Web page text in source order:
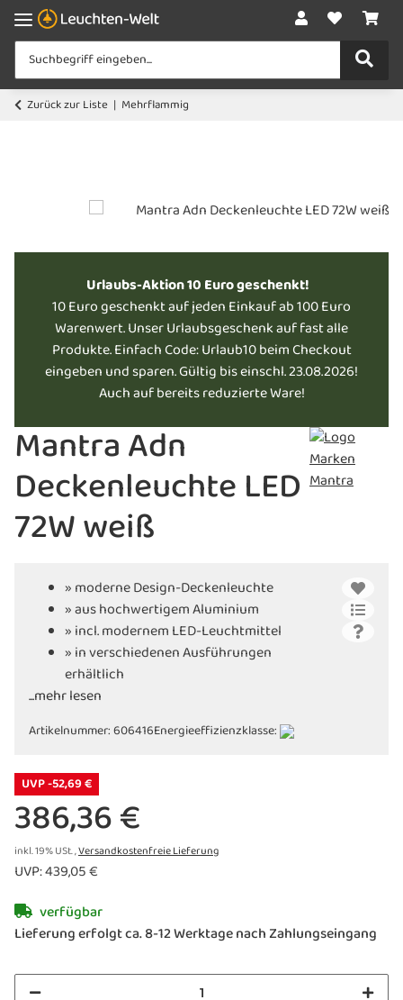
Zurück zur Liste Mehrflammig
Urlaubs-Aktion 10 Euro geschenkt!
10 Euro geschenkt auf jeden Einkauf ab 100 Euro
Warenwert. Unser Urlaubsgeschenk auf fast alle
Produkte. Einfach Code: Urlaub10 beim Checkout
eingeben und sparen. Gültig bis einschl. 23.08.2026!
Auch auf bereits reduzierte Ware!
Mantra Adn
Deckenleuchte LED
72W weiß
» moderne Design-Deckenleuchte
» aus hochwertigem Aluminium
» incl. modernem LED-Leuchtmittel
» in verschiedenen Ausführungen
erhältlich
...mehr lesen
Artikelnummer:606416Energieeffizienzklasse:
UVP -52,69 €
386,36 €
inkl. 19% USt. ,Versandkostenfreie Lieferung
UVP:439,05 €
verfügbar
Lieferung erfolgt ca. 8-12 Werktage nach Zahlungseingang